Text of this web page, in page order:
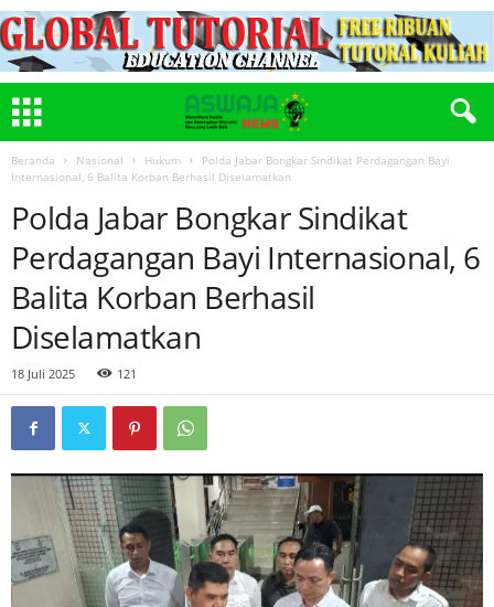
Beranda Nasional Hukum
Polda Jabar Bongkar Sindikat Perdagangan Bayi
Internasional, 6 Balita Korban Berhasil Diselamatkan
Polda Jabar Bongkar Sindikat
Perdagangan Bayi Internasional, 6
Balita Korban Berhasil
Diselamatkan
18 Juli 2025 121